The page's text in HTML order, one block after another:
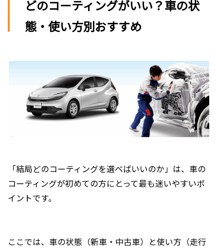
どのコーティングがいい？車の状
態・使い方別おすすめ
「結局どのコーティングを選べばいいのか」は、車の
コーティングが初めての方にとって最も迷いやすいポ
イントです。
ここでは、車の状態（新車・中古車）と使い方（走行